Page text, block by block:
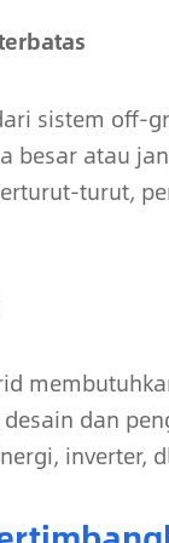
sistem off-
besar atau
turut,
dan
inverter,